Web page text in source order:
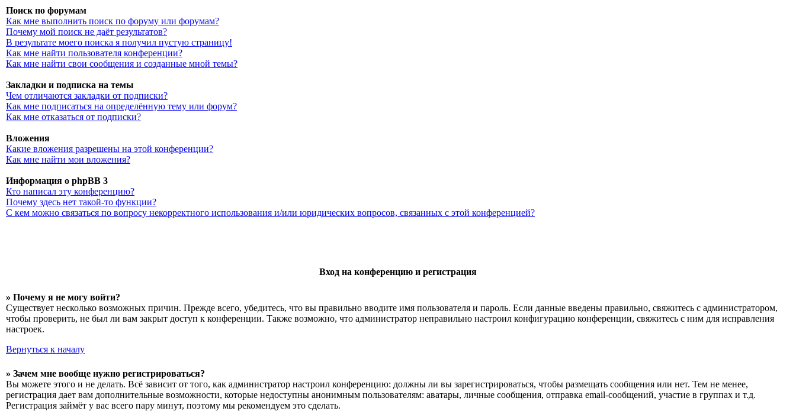
Поиск по форумам
Как мне выполнить поиск по форуму или форумам?
Почему мой поиск не даёт результатов?
В результате моего поиска я получил пустую страницу!
Как мне найти пользователя конференции?
Как мне найти свои сообщения и созданные мной темы?
Закладки и подписка на темы
Чем отличаются закладки от подписки?
Как мне подписаться на определённую тему или форум?
Как мне отказаться от подписки?
Вложения
Какие вложения разрешены на этой конференции?
Как мне найти мои вложения?
Информация о phpBB 3
Кто написал эту конференцию?
Почему здесь нет такой-то функции?
С кем можно связаться по вопросу некорректного использования и/или юридических вопросов, связанных с этой конференцией?
Вход на конференцию и регистрация
» Почему я не могу войти?
Существует несколько возможных причин. Прежде всего, убедитесь, что вы правильно вводите имя пользователя и пароль. Если данные введены правильно, свяжитесь с администратором,
чтобы проверить, не был ли вам закрыт доступ к конференции. Также возможно, что администратор неправильно настроил конфигурацию конференции, свяжитесь с ним для исправления
настроек.
Вернуться к началу
» Зачем мне вообще нужно регистрироваться?
Вы можете этого и не делать. Всё зависит от того, как администратор настроил конференцию: должны ли вы зарегистрироваться, чтобы размещать сообщения или нет. Тем не менее,
регистрация дает вам дополнительные возможности, которые недоступны анонимным пользователям: аватары, личные сообщения, отправка email-сообщений, участие в группах и т.д.
Регистрация займёт у вас всего пару минут, поэтому мы рекомендуем это сделать.